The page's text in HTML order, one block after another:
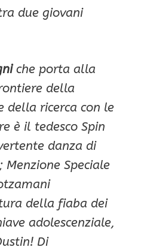
due giovani
che porta alla
della
della ricerca con le
è il tedesco Spin
danza di
Speciale
della fiaba dei
adolescenziale,
Di